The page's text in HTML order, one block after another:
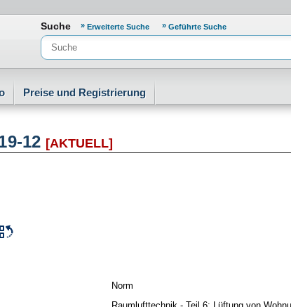
Suche Erweiterte Suche Geführte Suche
Preise und Registrierung
12 [AKTUELL]
Norm